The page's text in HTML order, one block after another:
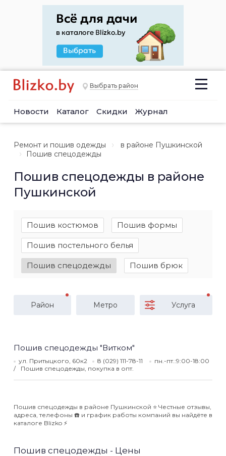
Выбрать район
Новости Каталог Скидки Журнал
Ремонт и пошив одежды
в районе Пушкинской
Пошив спецодежды
Пошив спецодежды в районе
Пушкинской
Пошив костюмов Пошив формы
Пошив постельного белья
Пошив спецодежды Пошив брюк
Район Метро Услуга
Пошив спецодежды "Витком"
ул. Притыцкого, 60к2 8 (029) 111-78-11
пн.-пт.:9:00-18:00
Пошив спецодежды, покупка в опт.
Пошив спецодежды в районе Пушкинской ⭐️ Честные отзывы,
адреса, телефоны ☎️ и график работы компаний вы найдёте в
каталоге Blizko ⚡️
Пошив спецодежды - Цены